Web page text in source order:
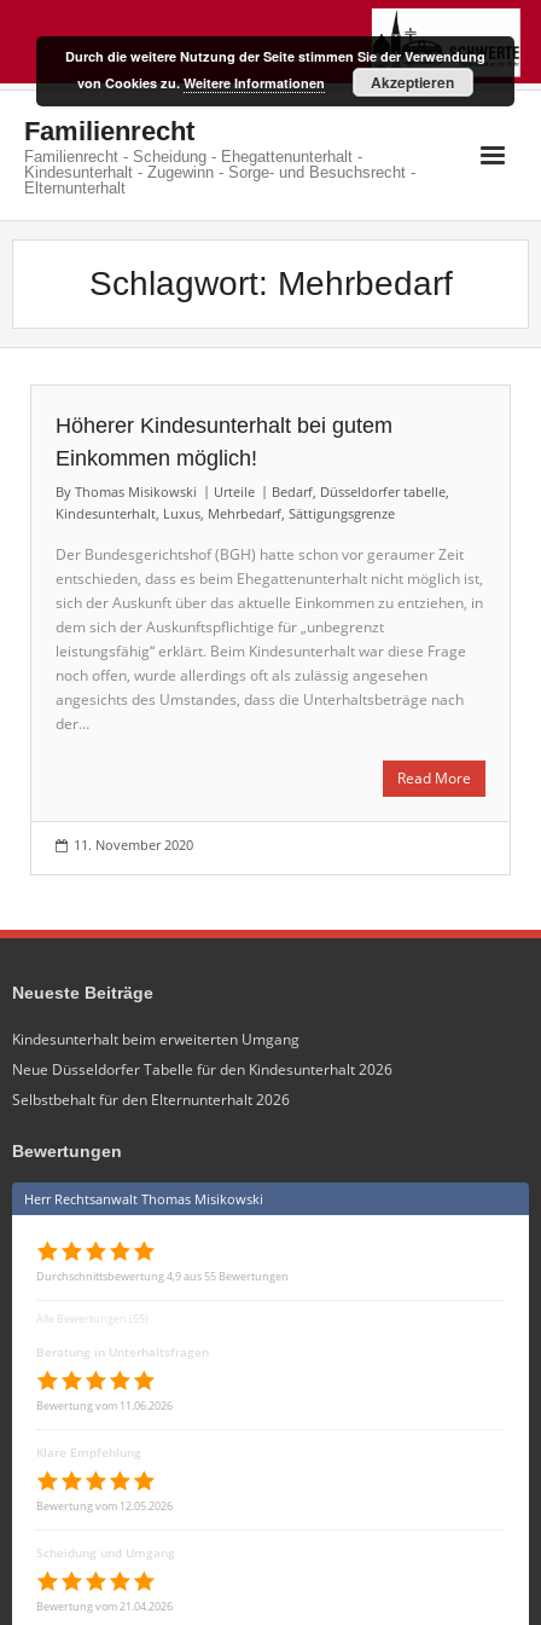
Familienrecht
Familienrecht - Scheidung - Ehegattenunterhalt -
Kindesunterhalt - Zugewinn - Sorge- und Besuchsrecht -
Elternunterhalt
Schlagwort: Mehrbedarf
Höherer Kindesunterhalt bei gutem
Einkommen möglich!
By Thomas Misikowski Urteile Bedarf, Düsseldorfer tabelle,
Kindesunterhalt, Luxus, Mehrbedarf, Sättigungsgrenze
Der Bundesgerichtshof (BGH) hatte schon vor geraumer Zeit
entschieden, dass es beim Ehegattenunterhalt nicht möglich ist,
sich der Auskunft über das aktuelle Einkommen zu entziehen, in
dem sich der Auskunftspflichtige für „unbegrenzt
leistungsfähig“ erklärt. Beim Kindesunterhalt war diese Frage
noch offen, wurde allerdings oft als zulässig angesehen
angesichts des Umstandes, dass die Unterhaltsbeträge nach
der…
Read More
11. November 2020
Neueste Beiträge
Kindesunterhalt beim erweiterten Umgang
Neue Düsseldorfer Tabelle für den Kindesunterhalt 2026
Selbstbehalt für den Elternunterhalt 2026
Bewertungen
Herr Rechtsanwalt Thomas Misikowski
Durchschnittsbewertung 4,9 aus 55 Bewertungen
Alle Bewertungen (55)
Beratung in Unterhaltsfragen
Bewertung vom 11.06.2026
Klare Empfehlung
Bewertung vom 12.05.2026
Scheidung und Umgang
Bewertung vom 21.04.2026
Durch die weitere Nutzung der Seite stimmen Sie der Verwendung
von Cookies zu.Weitere Informationen Akzeptieren